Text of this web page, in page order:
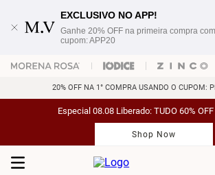
EXCLUSIVO NO APP!
Ganhe 20% OFF na primeira compra
cupom: APP20
20% OFF NA 1° COMPRA USANDO O CUPOM:
Especial 08.08 Liberado: TUDO 60%
Shop Now